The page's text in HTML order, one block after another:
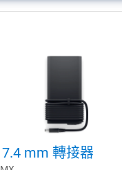
mm 轉接器